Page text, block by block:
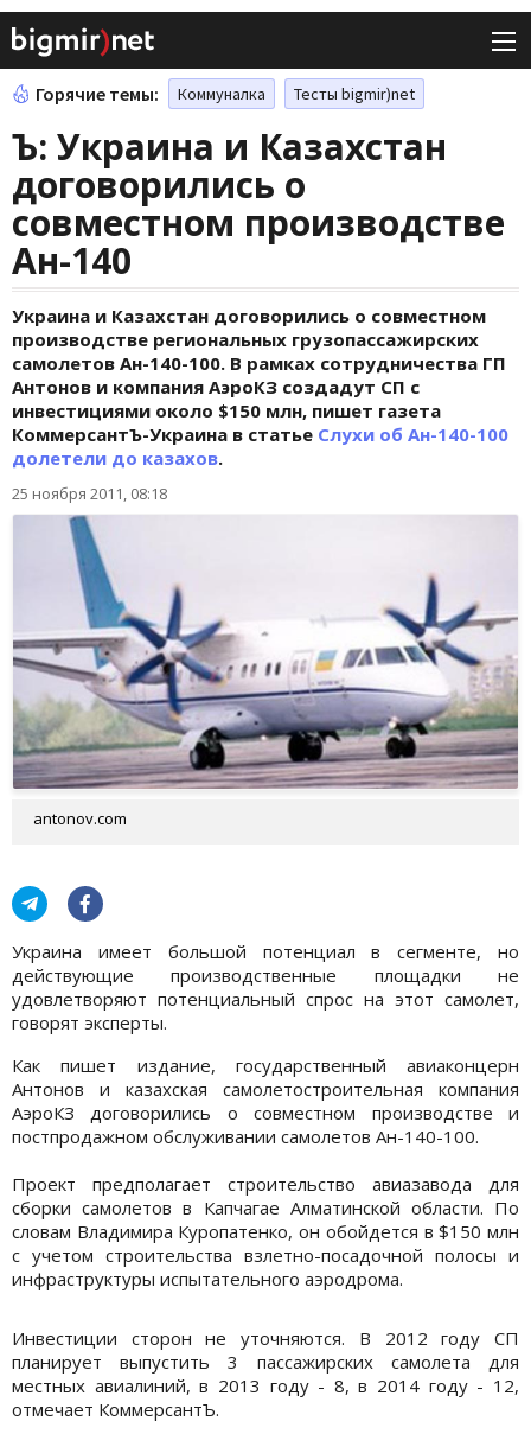
Горячие темы: Коммуналка Тесты bigmir)net
Ъ: Украина и Казахстан
договорились о
совместном производстве
Ан-140
Украина и Казахстан договорились о совместном
производстве региональных грузопассажирских
самолетов Ан-140-100. В рамках сотрудничества ГП
Антонов и компания АэроКЗ создадут СП с
инвестициями около $150 млн, пишет газета
КоммерсантЪ-Украина в статье Слухи об Ан-140-100
долетели до казахов.
25 ноября 2011, 08:18
antonov.com
Украина имеет большой потенциал в сегменте, но
действующие производственные площадки не
удовлетворяют потенциальный спрос на этот самолет,
говорят эксперты.
Как пишет издание, государственный авиаконцерн
Антонов и казахская самолетостроительная компания
АэроКЗ договорились о совместном производстве и
постпродажном обслуживании самолетов Ан-140-100.
Проект предполагает строительство авиазавода для
сборки самолетов в Капчагае Алматинской области. По
словам Владимира Куропатенко, он обойдется в $150 млн
с учетом строительства взлетно-посадочной полосы и
инфраструктуры испытательного аэродрома.
Инвестиции сторон не уточняются. В 2012 году СП
планирует выпустить 3 пассажирских самолета для
местных авиалиний, в 2013 году - 8, в 2014 году - 12,
отмечает КоммерсантЪ.